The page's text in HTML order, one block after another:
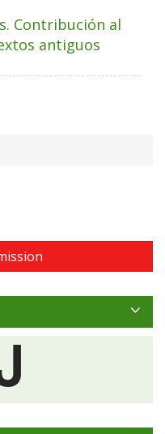
Contribución al
antiguos